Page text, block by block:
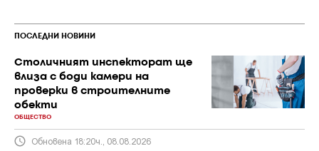
ПОСЛЕДНИ НОВИНИ
Столичният инспекторат ще
влиза с боди камери на
проверки в строителните
обекти
ОБЩЕСТВО
Обновена 18:20ч., 08.08.2026